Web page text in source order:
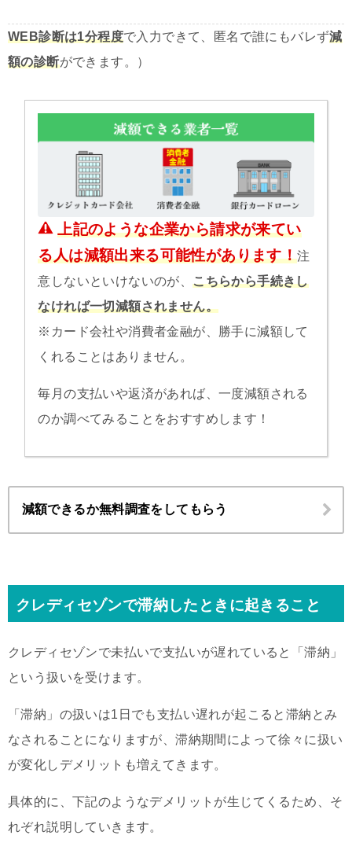
WEB診断は1分程度で入力できて、匿名で誰にもバレず減
額の診断ができます。）
上記のような企業から請求が来てい
る人は減額出来る可能性があります！注
意しないといけないのが、こちらから手続きし
なければ一切減額されません。
※カード会社や消費者金融が、勝手に減額して
くれることはありません。
毎月の支払いや返済があれば、一度減額される
のか調べてみることをおすすめします！
減額できるか無料調査をしてもらう
クレディセゾンで滞納したときに起きること
クレディセゾンで未払いで支払いが遅れていると「滞納」
という扱いを受けます。
「滞納」の扱いは1日でも支払い遅れが起こると滞納とみ
なされることになりますが、滞納期間によって徐々に扱い
が変化しデメリットも増えてきます。
具体的に、下記のようなデメリットが生じてくるため、そ
れぞれ説明していきます。